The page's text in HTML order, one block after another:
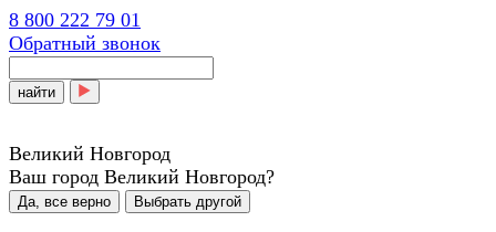
8 800 222 79 01
Обратный звонок
найти
Великий Новгород
Ваш город Великий Новгород?
Да, все верно Выбрать другой